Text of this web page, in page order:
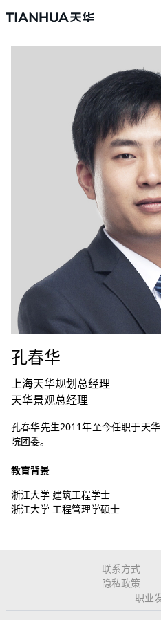
孔春华
上海天华规划总经理
天华景观总经理
孔春华先生2011年至今任职于天
院团委。
教育背景
浙江大学 建筑工程学士
浙江大学 工程管理学硕士
联系方式
隐私政策
职业